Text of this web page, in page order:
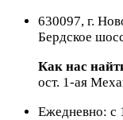
630097, г.
Бердское
Как нас
ост. 1-ая
Ежедневно: с